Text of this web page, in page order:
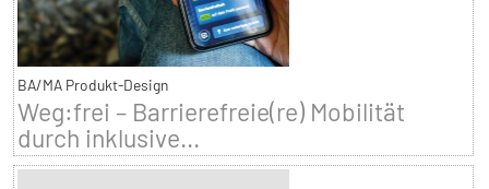
BA/MA Produkt-Design
Weg:frei – Barrierefreie(re) Mobilität
durch inklusive...